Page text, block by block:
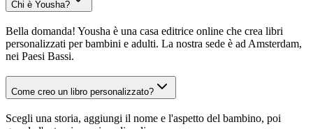
Chi è Yousha?
Bella domanda! Yousha è una casa editrice online che crea libri
personalizzati per bambini e adulti. La nostra sede è ad Amsterdam,
nei Paesi Bassi.
Come creo un libro personalizzato?
Scegli una storia, aggiungi il nome e l'aspetto del bambino, poi